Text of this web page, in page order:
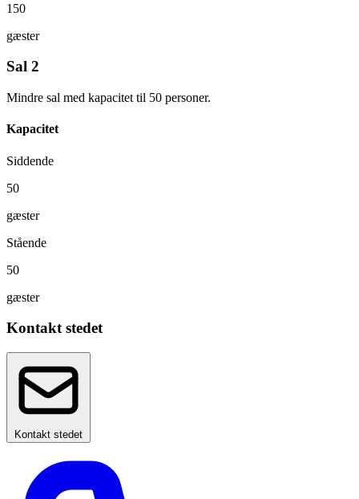
150
gæster
Sal 2
Mindre sal med kapacitet til 50 personer.
Kapacitet
Siddende
50
gæster
Stående
50
gæster
Kontakt stedet
Kontakt stedet